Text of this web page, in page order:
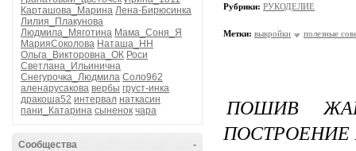
Карташова_Марина Лена-Бирюсинка
Лилия_Плакунова
Людмила_Мяготина Мама_Соня_Я
МарияСоколова Наташа_НН
Ольга_Викторовна_ОК Роси
Светлана_Ильинична
Снегурочка_Людмила Соло962
аленарусакова вербы груст-инка
дракоша52 интервал наткасин
пани_Катарина сыненок чара
-
Сообщества
Рубрики: РУКОДЕЛИЕ
Метки: выкройки полезные
ПОШИВ